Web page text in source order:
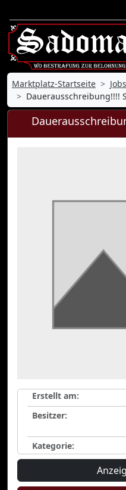
Marktplatz-Startseite
Jobs
Dauerausschreibung!!!!
Erstellt am:
Besitzer:
Kategorie: